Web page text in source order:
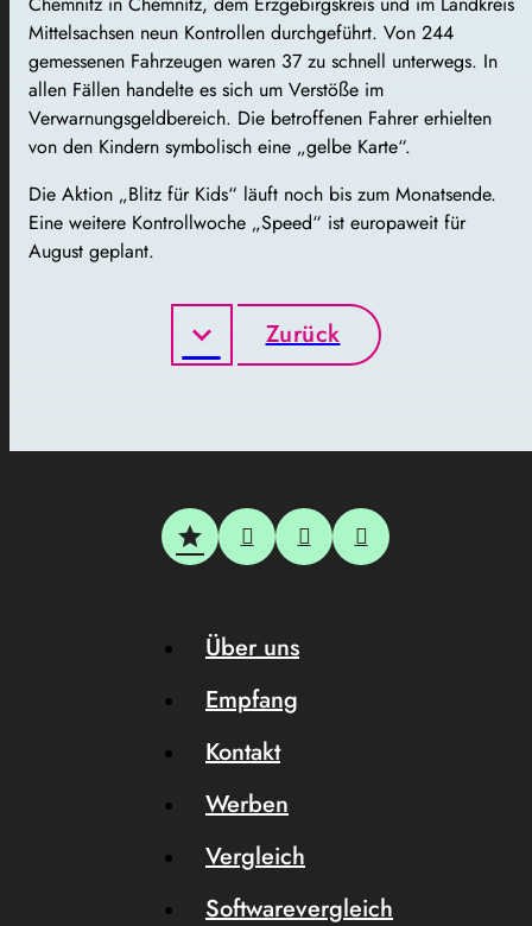
Mittelsachsen neun Kontrollen durchgeführt. Von 244
gemessenen Fahrzeugen waren 37 zu schnell unterwegs. In
allen Fällen handelte es sich um Verstöße im
Verwarnungsgeldbereich. Die betroffenen Fahrer erhielten
von den Kindern symbolisch eine „gelbe Karte“.
Die Aktion „Blitz für Kids“ läuft noch bis zum Monatsende.
Eine weitere Kontrollwoche „Speed“ ist europaweit für
August geplant.
Zurück
Über uns
Empfang
Kontakt
Werben
Vergleich
Softwarevergleich